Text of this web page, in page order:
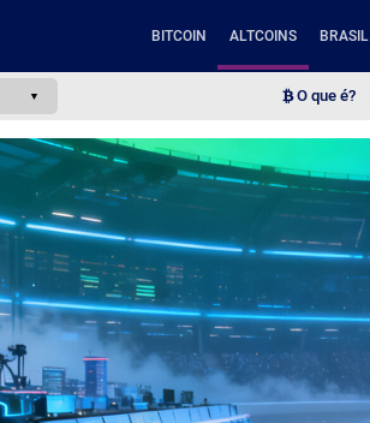
BITCOIN ALTCOINS BRASIL
O que é?